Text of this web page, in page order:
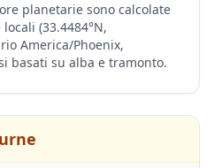
planetarie sono calcolate
(33.4484°N,
America/Phoenix,
basati su alba e tramonto.